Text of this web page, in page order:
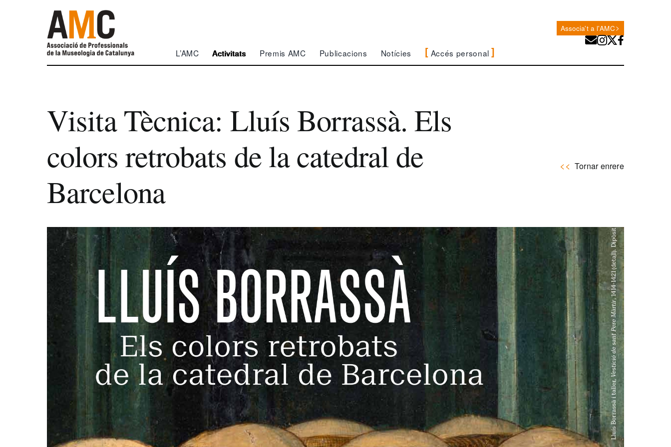
L’AMC Activitats Premis AMC Publicacions Notícies Accés personal
Associa't a l'AMC
Visita Tècnica: Lluís Borrassà. Els
colors retrobats de la catedral de
Barcelona
Tornar enrere